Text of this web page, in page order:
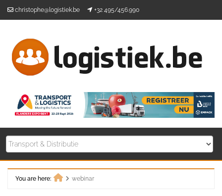
christophe@logistiek.be +32 495/456.990
You are here:
webinar